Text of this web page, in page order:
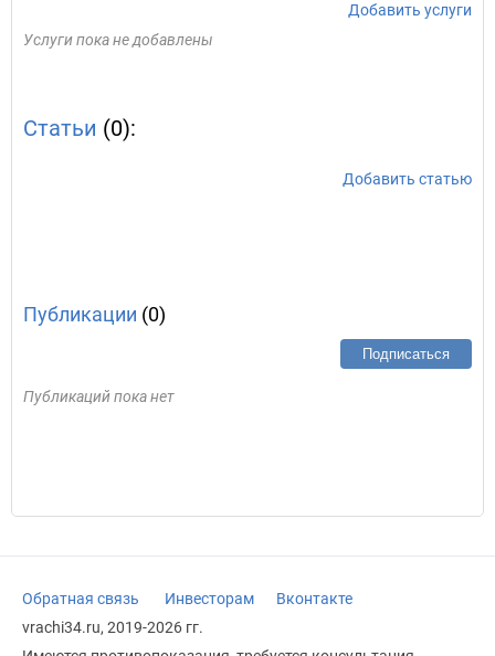
Добавить услуги
Услуги пока не добавлены
Статьи (0):
Добавить статью
Публикации (0)
Подписаться
Публикаций пока нет
Обратная связь Инвесторам
Вконтакте
vrachi34.ru, 2019-2026 гг.